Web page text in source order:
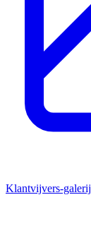
Klantvijvers-galerij